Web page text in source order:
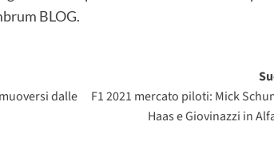
BLOG.
dalle
F1 2021 mercato piloti: Mick
Haas e Giovinazzi in